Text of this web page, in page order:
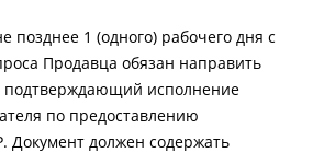
позднее 1 (одного) рабочего дня с
Продавца обязан направить
подтверждающий исполнение
по предоставлению
Документ должен содержать